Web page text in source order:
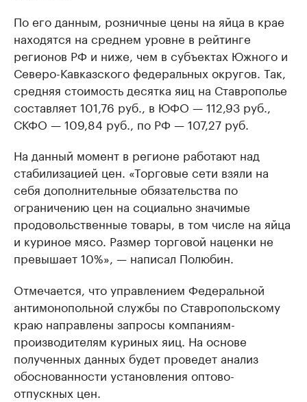
По его данным, розничные цены на яйца в крае
находятся на среднем уровне в рейтинге
регионов РФ и ниже, чем в субъектах Южного и
Северо-Кавказского федеральных округов. Так,
средняя стоимость десятка яиц на Ставрополье
составляет 101,76 руб., в ЮФО — 112,93 руб.,
СКФО — 109,84 руб., по РФ — 107,27 руб.
На данный момент в регионе работают над
стабилизацией цен. «Торговые сети взяли на
себя дополнительные обязательства по
ограничению цен на социально значимые
продовольственные товары, в том числе на яйца
и куриное мясо. Размер торговой наценки не
превышает 10%», — написал Полюбин.
Отмечается, что управлением Федеральной
антимонопольной службы по Ставропольскому
краю направлены запросы компаниям-
производителям куриных яиц. На основе
полученных данных будет проведет анализ
обоснованности установления оптово-
отпускных цен.